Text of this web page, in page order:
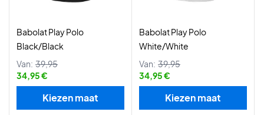
Babolat Play Polo
Black/Black
Van: 39,95
34,95 €
Kiezen maat
Babolat Play Polo
White/White
Van: 39,95
34,95 €
Kiezen maat